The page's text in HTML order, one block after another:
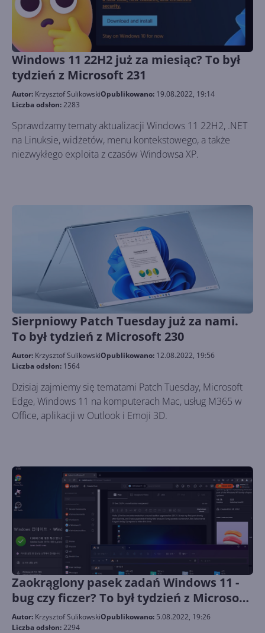
Windows 11 22H2 już za miesiąc? To był
tydzień z Microsoft 231
Autor: Krzysztof SulikowskiOpublikowano: 19.08.2022, 19:14
Liczba odsłon:2283
Sprawdzamy tematy aktualizacji Windows 11 22H2, .NET
na Linuksie, widżetów, menu kontekstowego, a także
niezwykłego exploita z czasów Windowsa XP.
Sierpniowy Patch Tuesday już za nami.
To był tydzień z Microsoft 230
Autor: Krzysztof SulikowskiOpublikowano: 12.08.2022, 19:56
Liczba odsłon: 1564
Dzisiaj zajmiemy się tematami Patch Tuesday, Microsoft
Edge, Windows 11 na komputerach Mac, usług M365 w
Office, aplikacji w Outlook i Emoji 3D.
Zaokrąglony pasek zadań Windows 11 -
bug czy ficzer? To był tydzień z Microsoft
229
Autor: Krzysztof SulikowskiOpublikowano: 5.08.2022, 19:26
Liczba odsłon:2294